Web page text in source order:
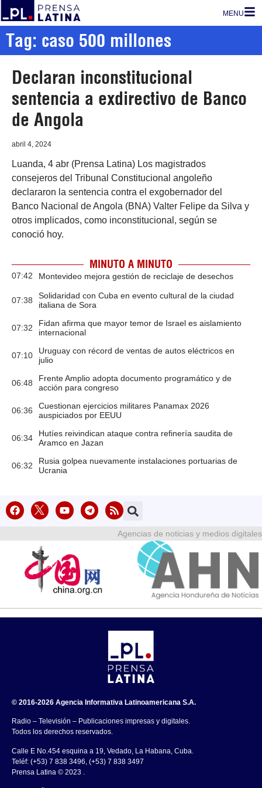
MENU
Tag: caso 500 millones
Declaran inconstitucional
sentencia a exdirectivo de Banco
de Angola
abril 4, 2024
Luanda, 4 abr (Prensa Latina) Los magistrados
consejeros del Tribunal Constitucional angoleño
declararon la sentencia contra el exgobernador del
Banco Nacional de Angola (BNA) Valter Felipe da Silva y
otros implicados, como inconstitucional, según se
conoció hoy.
MINUTO A MINUTO
07:42 Montevideo mejora gestión de reciclaje de desechos
07:38
Solidaridad con Cuba en evento cultural de la ciudad
italiana de Sora
07:32
Fidan afirma que mayor temor de Israel es aislamiento
internacional
07:10
Uruguay con récord de ventas de autos eléctricos en
julio
06:48
Frente Amplio adopta documento programático y de
acción para congreso
06:36
Cuestionan ejercicios militares Panamax 2026
auspiciados por EEUU
06:34
Hutíes reivindican ataque contra refinería saudita de
Aramco en Jazan
06:32
Rusia golpea nuevamente instalaciones portuarias de
Ucrania
Agencias de noticias y medios digitales
© 2016-2026 Agencia Informativa Latinoamericana S.A.
Radio – Televisión – Publicaciones impresas y digitales.
Todos los derechos reservados.
Calle E No.454 esquina a 19, Vedado, La Habana, Cuba.
Teléf: (+53) 7 838 3496, (+53) 7 838 3497
Prensa Latina © 2023 .